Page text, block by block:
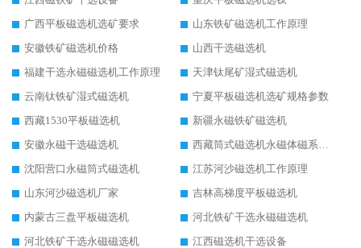
广西平板磁选机选矿要求
山东铁矿磁选机工作原理
安徽铁矿磁选机价格
山西干选磁选机
福建干选永磁磁选机工作原理
天津钛尾矿湿式磁选机
云南钛铁矿湿式磁选机
宁夏平板磁选机选矿规格参数
西藏1530平板磁选机
新疆永磁铁矿磁选机
安徽永磁干选磁选机
沈阳营口永磁筒式磁选机
江苏河沙磁选机工作原理
山东河沙磁选机厂家
吉林高梯度平板磁选机
内蒙古三盘平板磁选机
河北铁矿干选永磁磁选机
河北铁矿干选永磁磁选机
江西磁选机干选设备